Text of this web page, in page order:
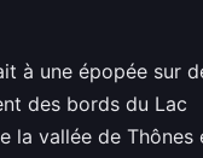
à une épopée sur
des bords du Lac
la vallée de Thônes